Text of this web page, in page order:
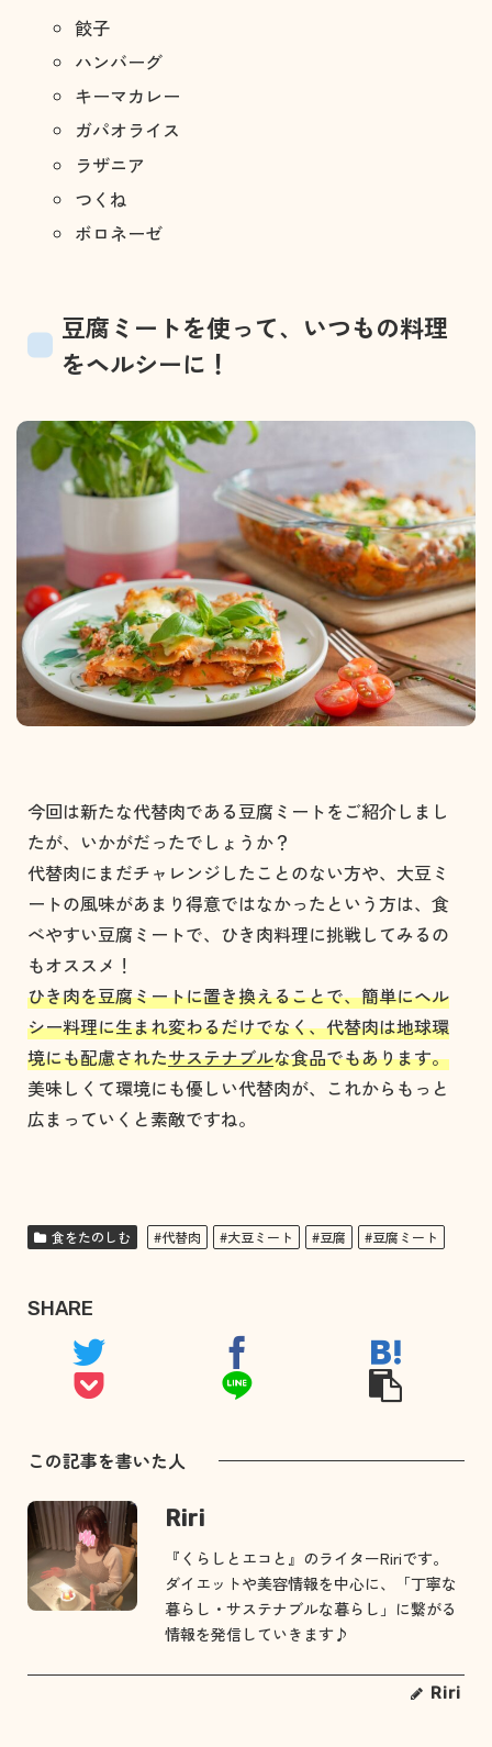
餃子
ハンバーグ
キーマカレー
ガパオライス
ラザニア
つくね
ボロネーゼ
豆腐ミートを使って、いつもの料理
をヘルシーに！
今回は新たな代替肉である豆腐ミートをご紹介しまし
たが、いかがだったでしょうか？
代替肉にまだチャレンジしたことのない方や、大豆ミ
ートの風味があまり得意ではなかったという方は、食
べやすい豆腐ミートで、ひき肉料理に挑戦してみるの
もオススメ！
ひき肉を豆腐ミートに置き換えることで、簡単にヘル
シー料理に生まれ変わるだけでなく、代替肉は地球環
境にも配慮されたサステナブルな食品でもあります。
美味しくて環境にも優しい代替肉が、これからもっと
広まっていくと素敵ですね。
食をたのしむ #代替肉 #大豆ミート #豆腐 #豆腐ミート
SHARE
この記事を書いた人
Riri
『くらしとエコと』のライターRiriです。
ダイエットや美容情報を中心に、「丁寧な
暮らし・サステナブルな暮らし」に繋がる
情報を発信していきます♪
Riri